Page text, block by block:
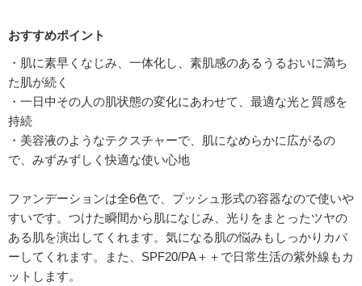
・肌に素早くなじみ、一体化し、素肌感のあるうるおいに満ち
た肌が続く
・一日中その人の肌状態の変化にあわせて、最適な光と質感を
持続
・美容液のようなテクスチャーで、肌になめらかに広がるの
で、みずみずしく快適な使い心地
ファンデーションは全6色で、プッシュ形式の容器なので使いや
すいです。つけた瞬間から肌になじみ、光りをまとったツヤの
ある肌を演出してくれます。気になる肌の悩みもしっかりカバ
ーしてくれます。また、SPF20/PA＋＋で日常生活の紫外線もカ
ットします。